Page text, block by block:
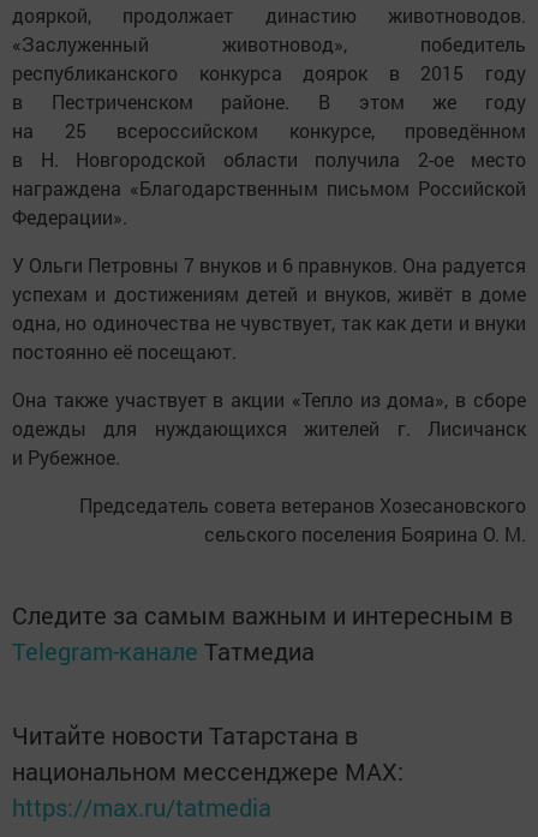
дояркой, продолжает династию животноводов.
«Заслуженный животновод», победитель
республиканского конкурса доярок в 2015 году
в Пестриченском районе. В этом же году
на 25 всероссийском конкурсе, проведённом
в Н. Новгородской области получила 2-ое место
награждена «Благодарственным письмом Российской
Федерации».
У Ольги Петровны 7 внуков и 6 правнуков. Она радуется
успехам и достижениям детей и внуков, живёт в доме
одна, но одиночества не чувствует, так как дети и внуки
постоянно её посещают.
Она также участвует в акции «Тепло из дома», в сборе
одежды для нуждающихся жителей г. Лисичанск
и Рубежное.
Председатель совета ветеранов Хозесановского
сельского поселения Боярина О. М.
Следите за самым важным и интересным в
Telegram-канале Татмедиа
Читайте новости Татарстана в
национальном мессенджере MАХ:
https://max.ru/tatmedia